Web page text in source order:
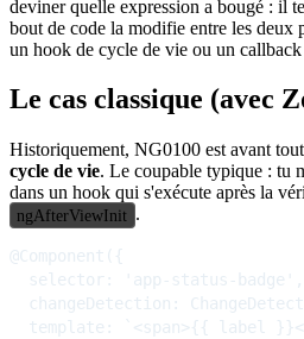
deviner quelle expression a bougé : il
bout de code la modifie entre les deux
un hook de cycle de vie ou un callback
Le cas classique (avec
Historiquement, NG0100 est avant
cycle de vie. Le coupable typique : tu
dans un hook qui s'exécute après la
ngAfterViewInit .
@Component({
  selector: 'app-status-badge',
changeDetection:
template: `<span>{{ label